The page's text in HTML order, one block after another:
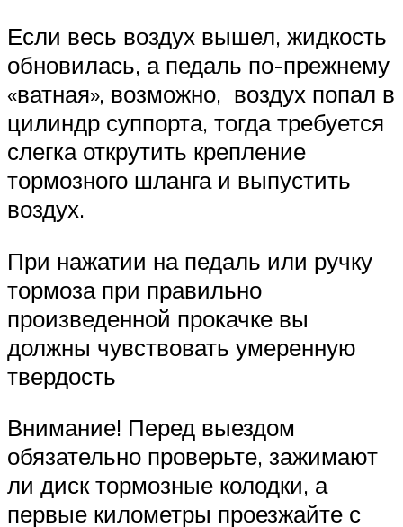
Если весь воздух вышел, жидкость
обновилась, а педаль по-прежнему
«ватная», возможно, воздух попал в
цилиндр суппорта, тогда требуется
слегка открутить крепление
тормозного шланга и выпустить
воздух.
При нажатии на педаль или ручку
тормоза при правильно
произведенной прокачке вы
должны чувствовать умеренную
твердость
Внимание! Перед выездом
обязательно проверьте, зажимают
ли диск тормозные колодки, а
первые километры проезжайте с